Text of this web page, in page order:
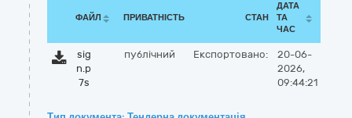
ФАЙЛ ПРИВАТНІСТЬ СТАН
ДАТА
ТА
ЧАС
sig
n.p
7s
публічний Експортовано:
20-06-
2026,
09:44:21